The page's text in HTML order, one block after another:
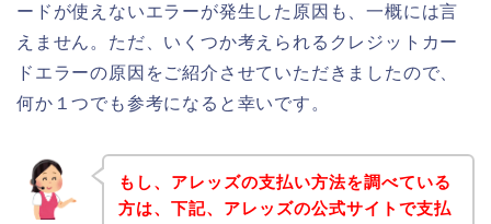
ードが使えないエラーが発生した原因も、一概には言
えません。ただ、いくつか考えられるクレジットカー
ドエラーの原因をご紹介させていただきましたので、
何か１つでも参考になると幸いです。
もし、アレッズの支払い方法を調べている
方は、下記、アレッズの公式サイトで支払